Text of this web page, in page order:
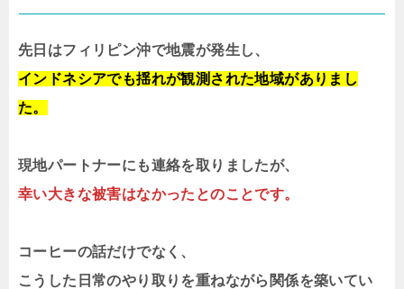
先日はフィリピン沖で地震が発生し、
インドネシアでも揺れが観測された地域がありまし
た。
現地パートナーにも連絡を取りましたが、
幸い大きな被害はなかったとのことです。
コーヒーの話だけでなく、
こうした日常のやり取りを重ねながら関係を築いてい